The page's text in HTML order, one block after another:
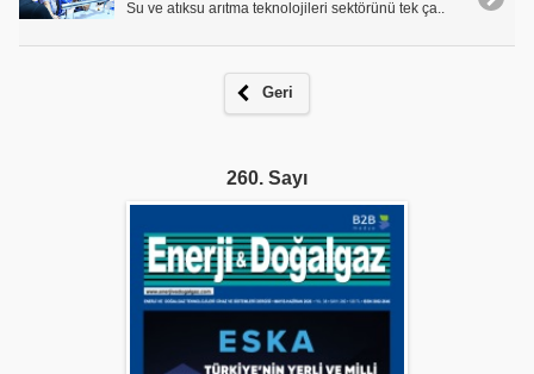
Su ve atıksu arıtma teknolojileri sektörünü tek ça..
Geri
260. Sayı